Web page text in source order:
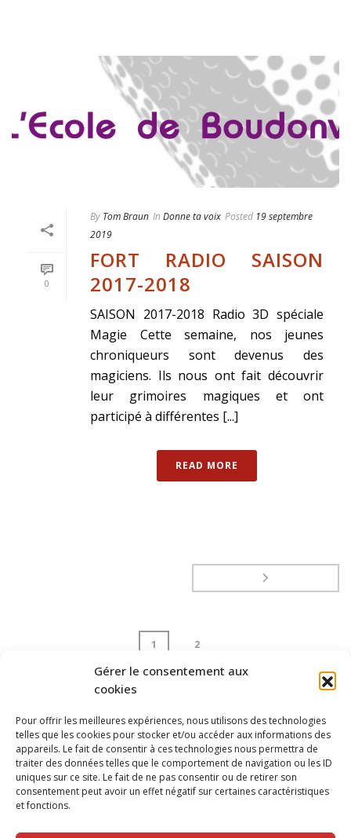
Gérer le consentement aux
cookies
Pour offrir les meilleures expériences, nous utilisons des technologies
telles que les cookies pour stocker et/ou accéder aux informations des
appareils. Le fait de consentir à ces technologies nous permettra de
traiter des données telles que le comportement de navigation ou les ID
uniques sur ce site. Le fait de ne pas consentir ou de retirer son
consentement peut avoir un effet négatif sur certaines caractéristiques
et fonctions.
0
By Tom Braun In Donne ta voix Posted 19 septembre
2019
FORT RADIO SAISON
2017-2018
SAISON 2017-2018 Radio 3D spéciale
Magie Cette semaine, nos jeunes
chroniqueurs sont devenus des
magiciens. Ils nous ont fait découvrir
leur grimoires magiques et ont
participé à différentes [...]
READ MORE
1 2